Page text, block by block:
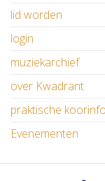
lid worden
login
muziekarchief
over Kwadrant
praktische koorinfo
Evenementen